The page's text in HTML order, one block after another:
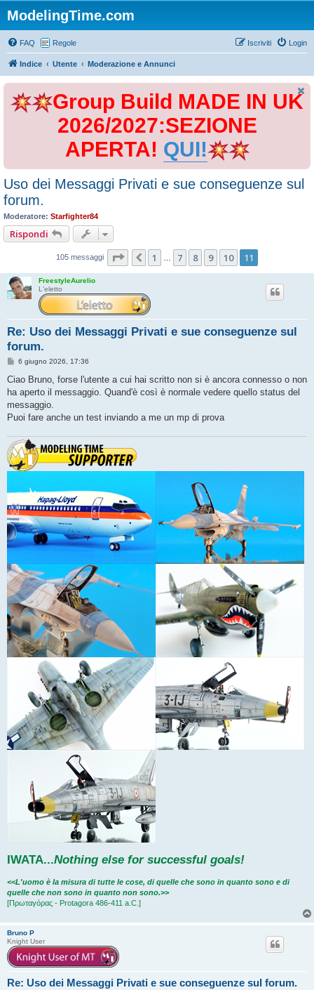
ModelingTime.com
FAQ Regole Login
Iscriviti
Indice Utente Moderazione e Annunci
Group Build MADE IN UK
2026/2027:SEZIONE
APERTA! QUI!
Uso dei Messaggi Privati e sue conseguenze sul
forum.
Moderatore: Starfighter84
Rispondi
105 messaggi Pagina di11
Precedente
1 7 8 9 10 11
FreestyleAurelio
L'eletto
Re: Uso dei Messaggi Privati e sue conseguenze sul
forum.
M
s
a
g
i
6 giugno 2026, 17:36
Ciao Bruno, forse l'utente a cui hai scritto non si è ancora connesso o non
ha aperto il messaggio. Quand'è così è normale vedere quello status del
messaggio.
Puoi fare anche un test inviando a me un mp di prova
IWATA...Nothing else for successful goals!
<<L'uomo è la misura di tutte le cose, di quelle che sono in quanto sono e di
quelle che non sono in quanto non sono.>>
[Πρωταγόρας - Protagora 486-411 a.C.]
Bruno P
Knight User
Re: Uso dei Messaggi Privati e sue conseguenze sul forum.